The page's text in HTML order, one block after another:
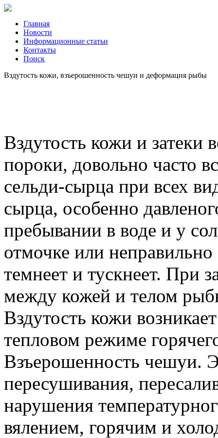
Главная
Новости
Информационные статьи
Контакты
Поиск
Вздутость кожи, взъерошенность чешуи и деформация рыбы
Вздутость кожи и
пороки, довольно часто
сельди-сырца при всех
сырца, особенно
пребывании в воде и у
отмочке или
темнеет и тускнеет. При
между кожей и телом
Вздутость кожи
тепловом режиме
Взъерошенность чешуи.
пересушивания,
нарушения
вялением, горячим и